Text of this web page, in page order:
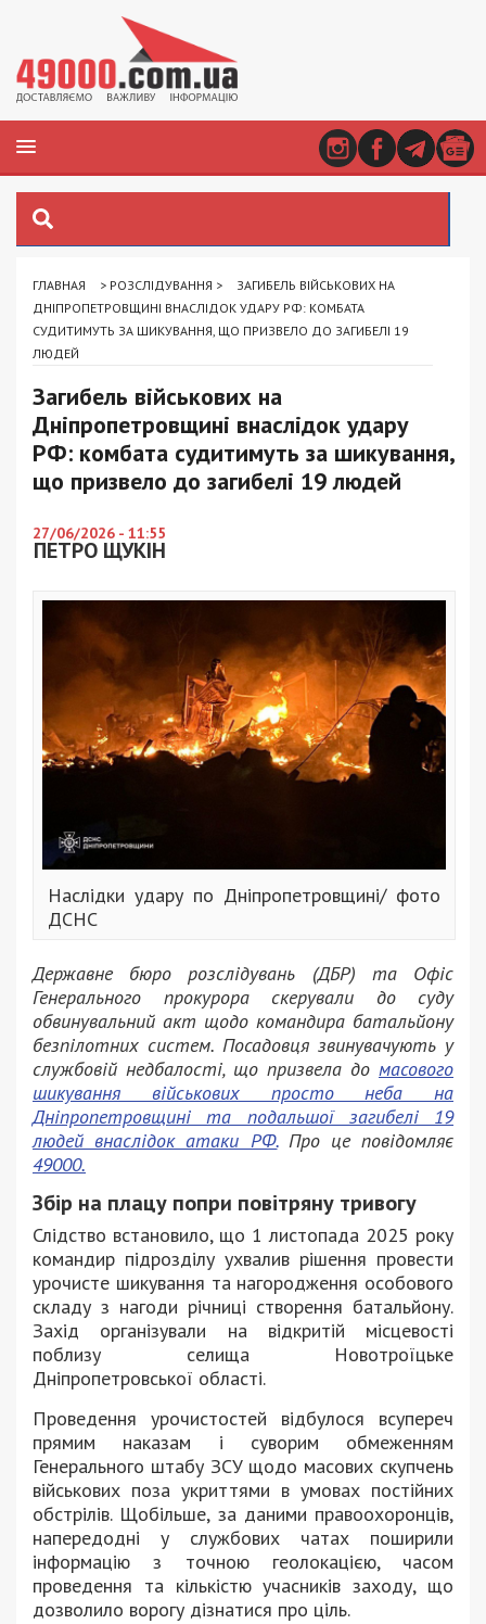
ГЛАВНАЯ > РОЗСЛІДУВАННЯ >
ЗАГИБЕЛЬ ВІЙСЬКОВИХ НА
ДНІПРОПЕТРОВЩИНІ ВНАСЛІДОК УДАРУ РФ: КОМБАТА
СУДИТИМУТЬ ЗА ШИКУВАННЯ, ЩО ПРИЗВЕЛО ДО ЗАГИБЕЛІ 19
ЛЮДЕЙ
Загибель військових на
Дніпропетровщині внаслідок удару
РФ: комбата судитимуть за шикування,
що призвело до загибелі 19 людей
27/06/2026 - 11:55
ПЕТРО ЩУКІН
Наслідки удару по Дніпропетровщині/ фото
ДСНС
Державне бюро розслідувань (ДБР) та Офіс
Генерального прокурора скерували до суду
обвинувальний акт щодо командира батальйону
безпілотних систем. Посадовця звинувачують у
службовій недбалості, що призвела до масового
шикування військових просто неба на
Дніпропетровщині та подальшої загибелі 19
людей внаслідок атаки РФ.Про це повідомляє
49000.
Збір на плацу попри повітряну тривогу
Слідство встановило, що 1 листопада 2025 року
командир підрозділу ухвалив рішення провести
урочисте шикування та нагородження особового
складу з нагоди річниці створення батальйону.
Захід організували на відкритій місцевості
поблизу селища Новотроїцьке
Дніпропетровської області.
Проведення урочистостей відбулося всупереч
прямим наказам і суворим обмеженням
Генерального штабу ЗСУ щодо масових скупчень
військових поза укриттями в умовах постійних
обстрілів. Щобільше, за даними правоохоронців,
напередодні у службових чатах поширили
інформацію з точною геолокацією, часом
проведення та кількістю учасників заходу, що
дозволило ворогу дізнатися про ціль.